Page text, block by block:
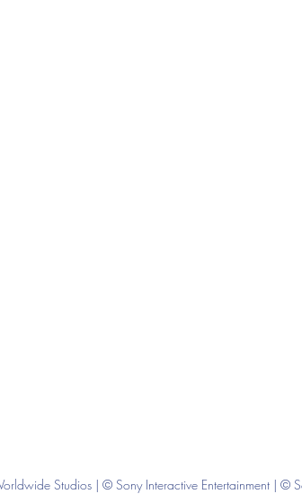
Studios | © Sony Interactive Entertainment | ©